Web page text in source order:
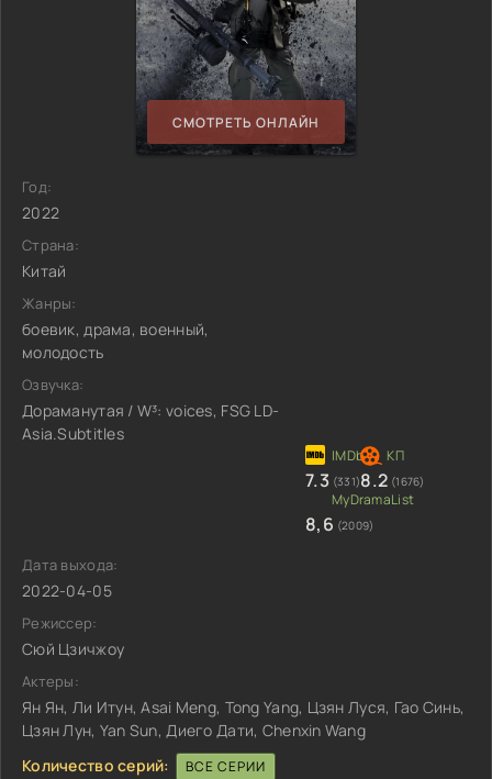
СМОТРЕТЬ ОНЛАЙН
Год:
2022
Страна:
Китай
Жанры:
боевик, драма, военный,
молодость
Озвучка:
Дораманутая / W³: voices, FSG LD-
Asia.Subtitles
7.3 (331)8.2 (1676)
8,6 (2009)
Дата выхода:
2022-04-05
Режиссер:
Сюй Цзичжоу
Актеры:
Ян Ян, Ли Итун, Asai Meng, Tong Yang, Цзян Луся, Гао Синь,
Цзян Лун, Yan Sun, Диего Дати, Chenxin Wang
Количество серий:
ВСЕ СЕРИИ